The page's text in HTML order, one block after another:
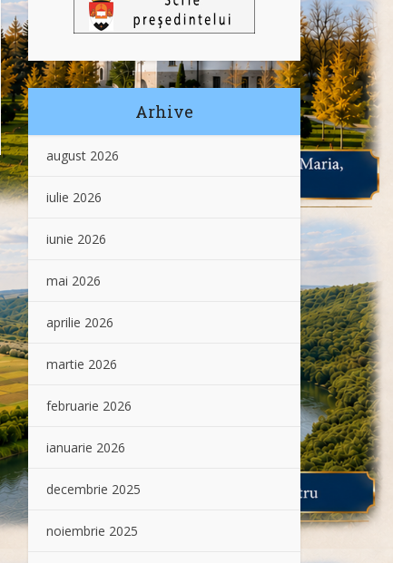
Arhive
august 2026
iulie 2026
iunie 2026
mai 2026
aprilie 2026
martie 2026
februarie 2026
ianuarie 2026
decembrie 2025
noiembrie 2025